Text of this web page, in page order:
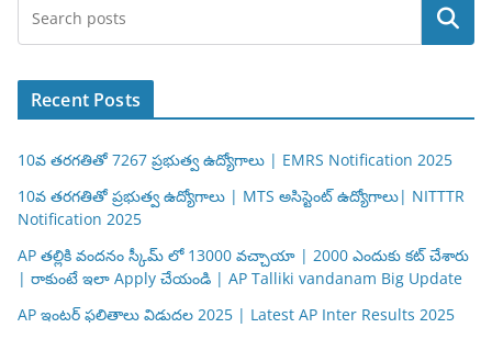
Search
Recent Posts
10వ తరగతితో 7267 ప్రభుత్వ ఉద్యోగాలు | EMRS Notification 2025
10వ తరగతితో ప్రభుత్వ ఉద్యోగాలు | MTS అసిస్టెంట్ ఉద్యోగాలు| NITTTR
Notification 2025
AP తల్లికి వందనం స్కీమ్ లో 13000 వచ్చాయా | 2000 ఎందుకు కట్ చేశారు
| రాకుంటే ఇలా Apply చేయండి | AP Talliki vandanam Big Update
AP ఇంటర్ ఫలితాలు విడుదల 2025 | Latest AP Inter Results 2025